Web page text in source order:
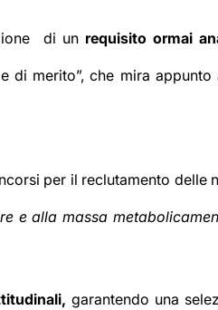
di un requisito ormai
merito”, che mira
per il reclutamento delle
e alla massa
garantendo una